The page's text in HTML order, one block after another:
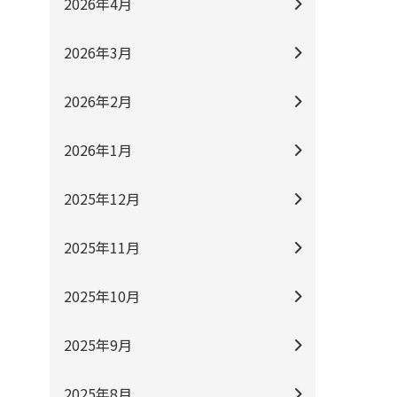
2026年3月
2026年2月
2026年1月
2025年12月
2025年11月
2025年10月
2025年9月